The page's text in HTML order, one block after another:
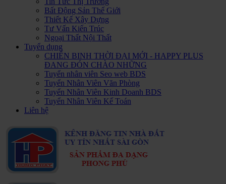
Bất Động Sản Thế Giới
Thiết Kế Xây Dựng
Tư Vấn Kiến Trúc
Ngoại Thất Nội Thất
Tuyển dụng
CHIẾN BINH THỜI ĐẠI MỚI - HAPPY PLUS
ĐANG ĐÓN CHÀO NHỮNG
Tuyển nhân viên Seo web BDS
Tuyển Nhân Viên Văn Phòng
Tuyển Nhân Viên Kinh Doanh BDS
Tuyển Nhân Viên Kế Toán
Liên hệ